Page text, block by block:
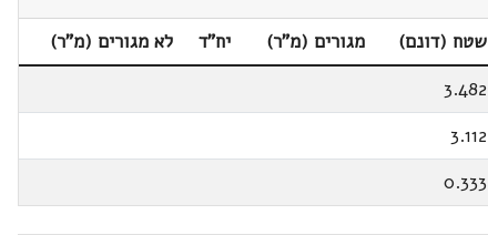
שטח (דונם) מגורים (מ"ר) יח"ד
לא מגורים (מ"ר)
3.482
3.112
0.333